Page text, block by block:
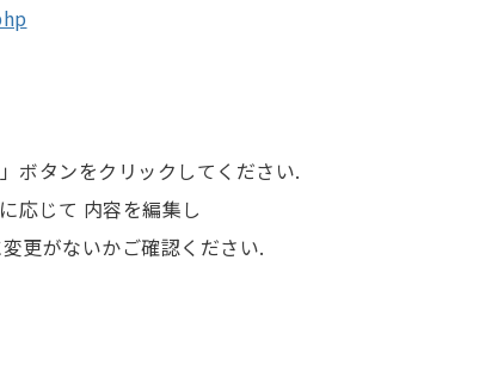
ボタンをクリックしてください.
応じて 内容を編集し
更がないかご確認ください.